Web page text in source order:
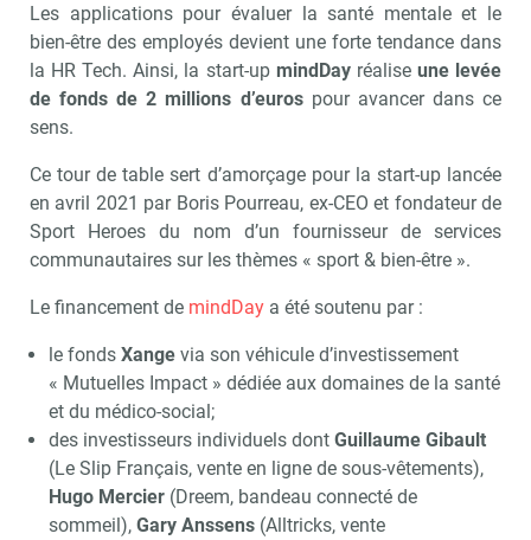
Les applications pour évaluer la santé mentale et le
bien-être des employés devient une forte tendance dans
la HR Tech. Ainsi, la start-upmindDayréalise une levée
de fonds de 2 millions d’eurospour avancer dans ce
sens.
Ce tour de table sert d’amorçage pour la start-up lancée
en avril 2021 par Boris Pourreau, ex-CEO et fondateur de
Sport Heroes du nom d’un fournisseur de services
communautaires sur les thèmes « sport & bien-être ».
Le financement de mindDay a été soutenu par :
le fonds Xangevia son véhicule d’investissement
« Mutuelles Impact » dédiée aux domaines de la santé
et du médico-social;
des investisseurs individuels dont Guillaume Gibault
(Le Slip Français, vente en ligne de sous-vêtements),
Hugo Mercier(Dreem, bandeau connecté de
sommeil), Gary Anssens(Alltricks, vente